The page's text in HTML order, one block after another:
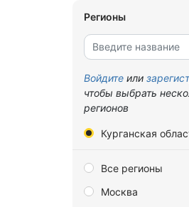
Регионы
Войдите или
чтобы выбрать
регионов
Курганская
Все регионы
Москва